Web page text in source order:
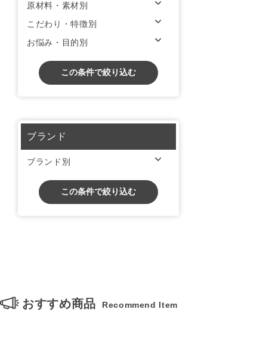
原材料・素材別
こだわり・特徴別
お悩み・目的別
この条件で絞り込む
ブランド
ブランド別
この条件で絞り込む
おすすめ商品 Recommend Item